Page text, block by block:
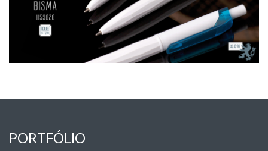
PORTFÓLIO